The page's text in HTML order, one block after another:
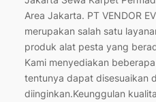
Area Jakarta. PT VENDOR
merupakan salah satu
produk alat pesta yang
Kami menyediakan
tentunya dapat disesuaikan
diinginkan.Keunggulan